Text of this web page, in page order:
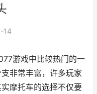
14
游戏中比较热门的一
非常丰富，许多玩家
摩托车的选择不仅要